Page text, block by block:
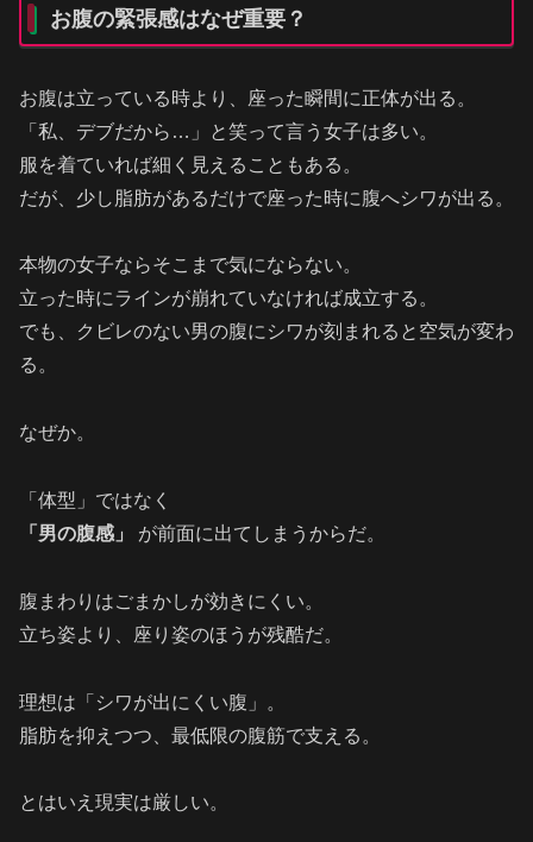
お腹の緊張感はなぜ重要？
お腹は立っている時より、座った瞬間に正体が出る。
「私、デブだから…」と笑って言う女子は多い。
服を着ていれば細く見えることもある。
だが、少し脂肪があるだけで座った時に腹へシワが出る。
本物の女子ならそこまで気にならない。
立った時にラインが崩れていなければ成立する。
でも、クビレのない男の腹にシワが刻まれると空気が変わ
る。
なぜか。
「体型」ではなく
「男の腹感」
が前面に出てしまうからだ。
腹まわりはごまかしが効きにくい。
立ち姿より、座り姿のほうが残酷だ。
理想は「シワが出にくい腹」。
脂肪を抑えつつ、最低限の腹筋で支える。
とはいえ現実は厳しい。